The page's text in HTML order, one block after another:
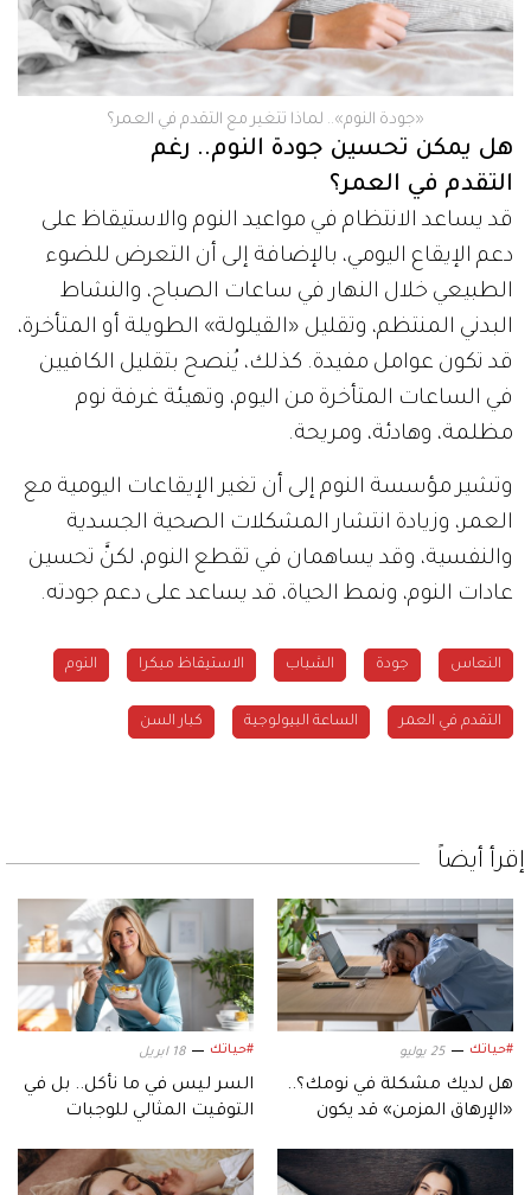
‫«جودة النوم».. لماذا تتغير مع التقدم في العمر؟
هل يمكن تحسين جودة النوم.. رغم
التقدم في العمر؟
قد يساعد الانتظام في مواعيد النوم والاستيقاظ على
دعم الإيقاع اليومي، بالإضافة إلى أن التعرض للضوء
الطبيعي خلال النهار في ساعات الصباح، والنشاط
البدني المنتظم، وتقليل «القيلولة» الطويلة أو المتأخرة،
قد تكون عوامل مفيدة. كذلك، يُنصح بتقليل الكافيين
في الساعات المتأخرة من اليوم، وتهيئة غرفة نوم
مظلمة، وهادئة، ومريحة.
وتشير مؤسسة النوم إلى أن تغير الإيقاعات اليومية مع
العمر، وزيادة انتشار المشكلات الصحية الجسدية
والنفسية، وقد يساهمان في تقطع النوم، لكنَّ تحسين
عادات النوم، ونمط الحياة، قد يساعد على دعم جودته.
النعاس جودة الشباب الاستيقاظ مبكرا النوم
التقدم في العمر الساعة البيولوجية كبار السن
إقرأ أيضاً
#حياتك 25 يوليو
هل لديك مشكلة في نومك؟..
«الإرهاق المزمن» قد يكون
#حياتك 18 ابريل
السر ليس في ما نأكل.. بل في
التوقيت المثالي للوجبات